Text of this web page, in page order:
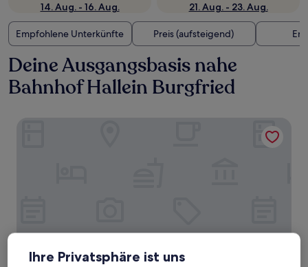
14. Aug. - 16. Aug.
21. Aug. - 23. Aug.
Empfohlene Unterkünfte Preis (aufsteigend)
Deine Ausgangsbasis nahe
Bahnhof Hallein Burgfried
Ihre Privatsphäre ist uns